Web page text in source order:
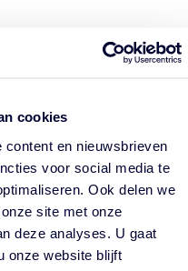
cookies
en nieuwsbrieven
voor social media te
Ook delen we
site met onze
deze analyses. U gaat
onze website blijft
schatten. Maar als je dit
grote risico’s met zich
bekijken we verschillende
het eerste deel: waarom